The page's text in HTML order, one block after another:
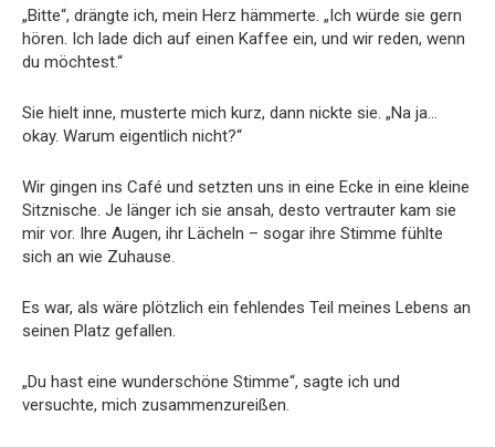
„Bitte“, drängte ich, mein Herz hämmerte. „Ich würde sie gern
hören. Ich lade dich auf einen Kaffee ein, und wir reden, wenn
du möchtest.“
Sie hielt inne, musterte mich kurz, dann nickte sie. „Na ja…
okay. Warum eigentlich nicht?“
Wir gingen ins Café und setzten uns in eine Ecke in eine kleine
Sitznische. Je länger ich sie ansah, desto vertrauter kam sie
mir vor. Ihre Augen, ihr Lächeln – sogar ihre Stimme fühlte
sich an wie Zuhause.
Es war, als wäre plötzlich ein fehlendes Teil meines Lebens an
seinen Platz gefallen.
„Du hast eine wunderschöne Stimme“, sagte ich und
versuchte, mich zusammenzureißen.